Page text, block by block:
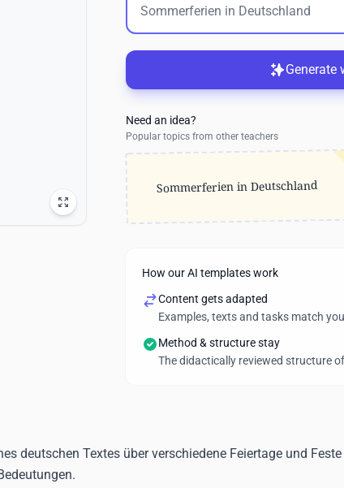
Generate
Need an idea?
Popular topics from other teachers
Sommerferien in Deutschland
How our AI templates work
Content gets adapted
Examples, texts and tasks match
Method & structure stay
The didactically reviewed structure
deutschen Textes über verschiedene Feiertage und